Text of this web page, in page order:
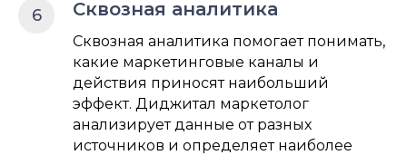
Сквозная аналитика
Сквозная аналитика помогает понимать,
какие маркетинговые каналы и
действия приносят наибольший
эффект. Диджитал маркетолог
анализирует данные от разных
источников и определяет наиболее